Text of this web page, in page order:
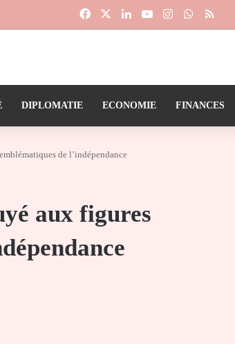
FacebookLinkedinYouTubeInstagramWhatsApp
RSS
DIPLOMATIE ECONOMIE FINANCES
de l’indépendance
aux figures